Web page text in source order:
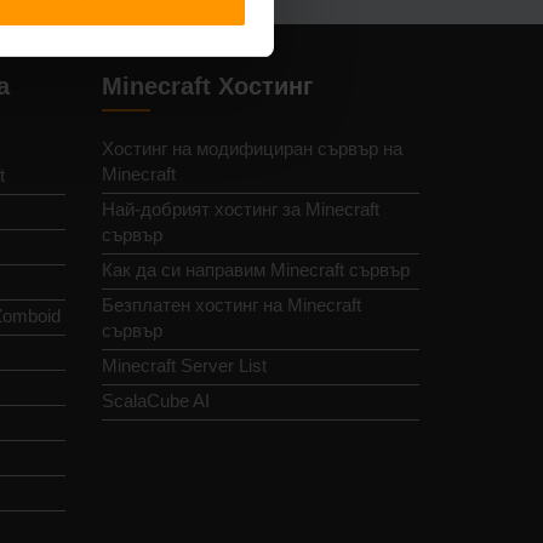
Minecraft Хостинг
Хостинг на модифициран сървър на
Minecraft
Най-добрият хостинг за Minecraft
сървър
Как да си направим Minecraft сървър
Безплатен хостинг на Minecraft
сървър
Minecraft Server List
ScalaCube AI